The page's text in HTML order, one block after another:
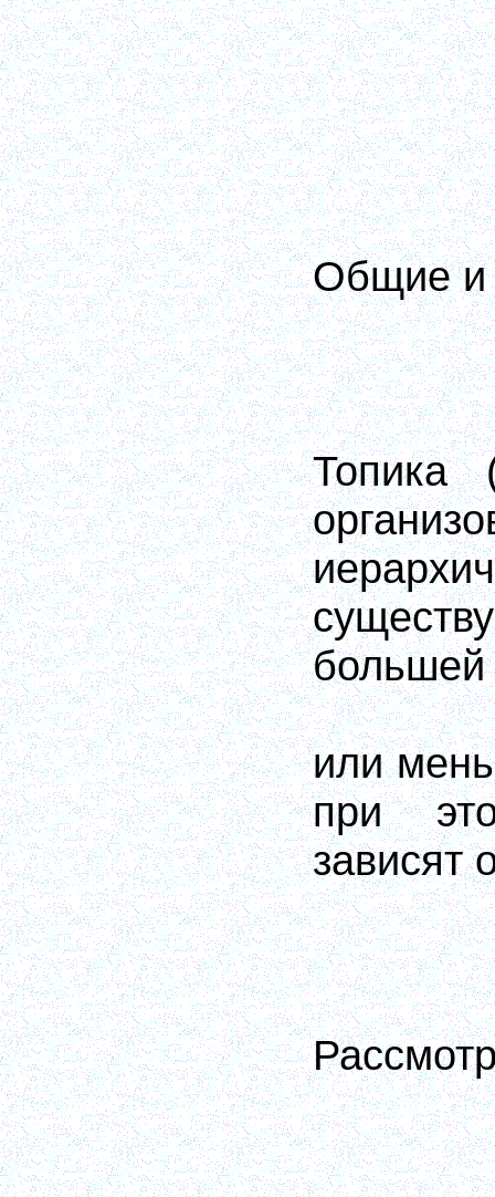
Общие и
Топика
большей
или
при
зависят